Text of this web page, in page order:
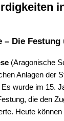
– Die Festung
(Aragonische
Anlagen der
wurde im 15.
die den
Heute